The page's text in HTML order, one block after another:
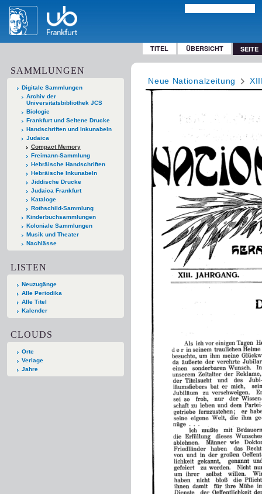
TITEL ÜBERSICHT SEITE
SAMMLUNGEN
Digitale Sammlungen
Archiv der
Universitätsbibliothek JCS
Biologie
Frankfurt und Seltene Drucke
Handschriften und Inkunabeln
Judaica
Compact Memory
Freimann-Sammlung
Hebräische Handschriften
Hebräische Inkunabeln
Jiddische Drucke
Judaica Frankfurt
Kataloge
Rothschild-Sammlung
Kinderbuchsammlungen
Koloniale Sammlungen
Musik und Theater
Nachlässe
LISTEN
Neuzugänge
Alle Periodika
Alle Titel
Kalender
CLOUDS
Orte
Verlage
Jahre
Neue Nationalzeitung